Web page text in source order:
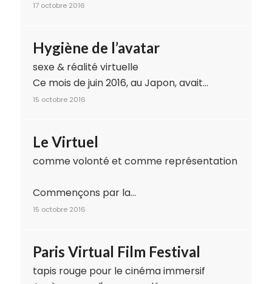
17 octobre 2016
Hygiène de l’avatar
sexe & réalité virtuelle
Ce mois de juin 2016, au Japon, avait…
15 octobre 2016
Le Virtuel
comme volonté et comme représentation
Commençons par la…
15 octobre 2016
Paris Virtual Film Festival
tapis rouge pour le cinéma immersif